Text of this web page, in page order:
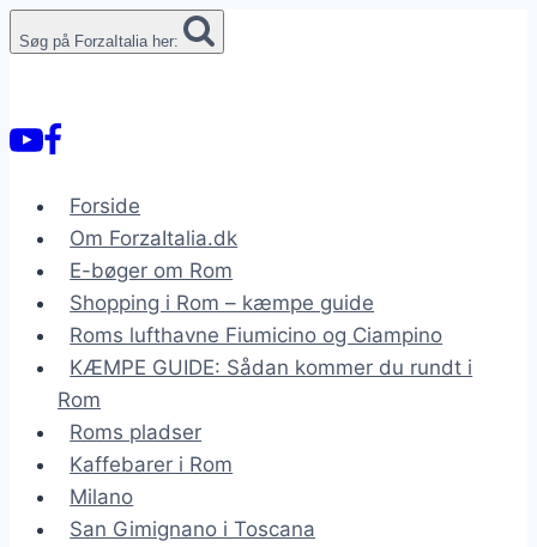
til
Søg på ForzaItalia her:
Forside
Om ForzaItalia.dk
E-bøger om Rom
Shopping i Rom – kæmpe guide
Roms lufthavne Fiumicino og Ciampino
KÆMPE GUIDE: Sådan kommer du rundt i
Rom
Roms pladser
Kaffebarer i Rom
Milano
San Gimignano i Toscana